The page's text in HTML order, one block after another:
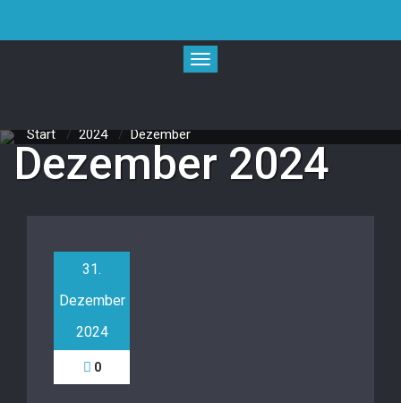
content
Toggle navigation
Dezember 2024
Start/2024/Dezember
31.
Dezember
2024
0